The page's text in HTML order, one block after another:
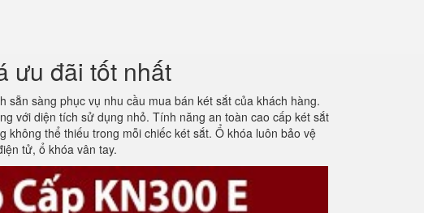
ưu đãi tốt nhất
sẵn sàng phục vụ nhu cầu mua bán két sắt của khách hàng.
với diện tích sử dụng nhỏ. Tính năng an toàn cao cấp két sắt
thể thiếu trong mỗi chiếc két sắt. Ổ khóa luôn bảo vệ
tử, ổ khóa vân tay.